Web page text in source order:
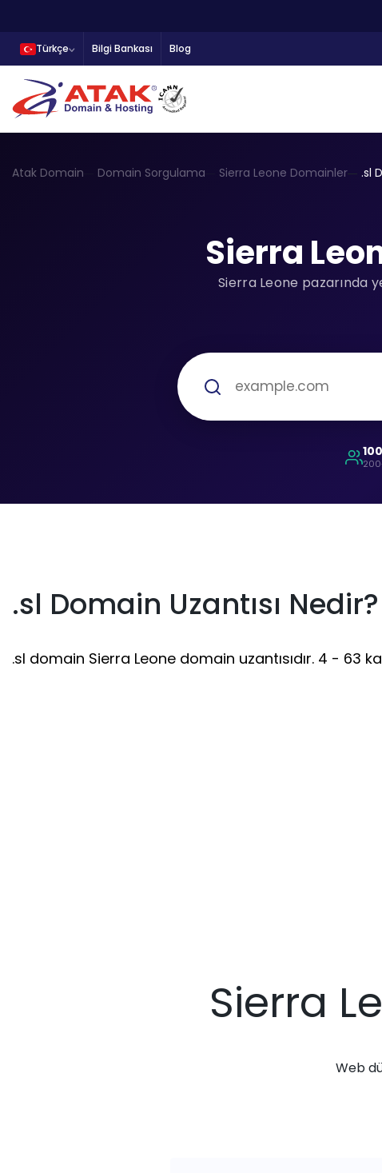
Türkçe Bilgi Bankası Blog
Atak Domain Domain Sorgulama Sierra Leone Domainler .sl
Sierra
Sierra Leone pazarında
.sl Domain Uzantısı Nedir?
.sl domain Sierra Leone domain uzantısıdır. 4 - 63
Sierra
Web